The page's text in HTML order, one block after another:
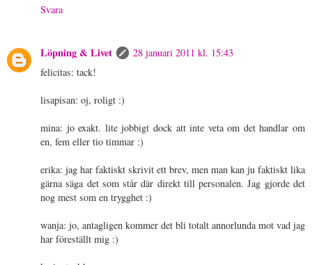
Svara
Löpning & Livet
28 januari 2011 kl. 15:43
felicitas: tack!
lisapisan: oj, roligt :)
mina: jo exakt. lite jobbigt dock att inte veta om det handlar om
en, fem eller tio timmar :)
erika: jag har faktiskt skrivit ett brev, men man kan ju faktiskt lika
gärna säga det som står där direkt till personalen. Jag gjorde det
nog mest som en trygghet :)
wanja: jo, antagligen kommer det bli totalt annorlunda mot vad jag
har föreställt mig :)